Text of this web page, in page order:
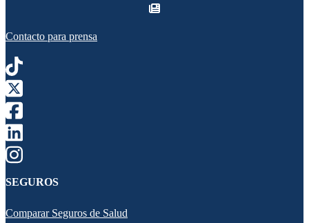
Contacto para prensa
SEGUROS
Comparar Seguros de Salud